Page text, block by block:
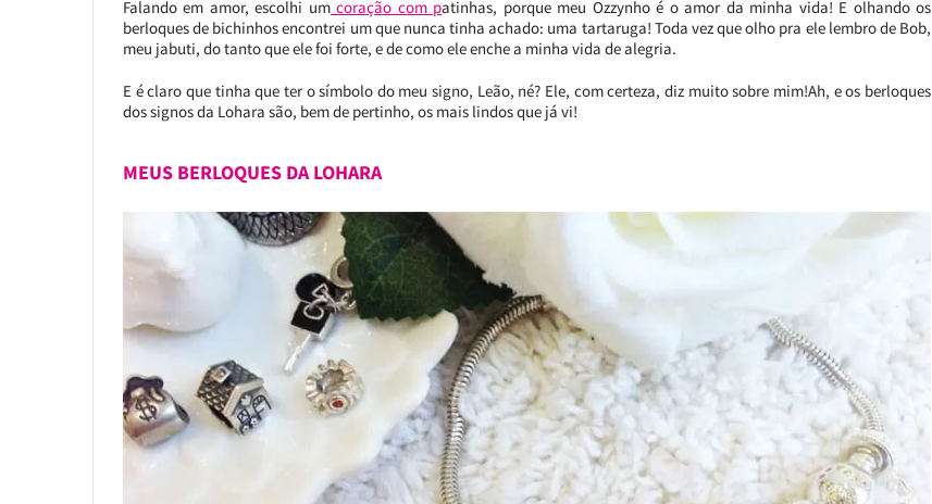
Falando em amor, escolhi umcoração com patinhas, porque meu Ozzynho é o amor da minha vida! E olhando os
berloques de bichinhos encontrei um que nunca tinha achado: uma tartaruga! Toda vez que olho pra ele lembro de Bob,
meu jabuti, do tanto que ele foi forte, e de como ele enche a minha vida de alegria.
E é claro que tinha que ter o símbolo do meu signo, Leão, né? Ele, com certeza, diz muito sobre mim!Ah, e os berloques
dos signos da Lohara são, bem de pertinho, os mais lindos que já vi!
MEUS BERLOQUES DA LOHARA